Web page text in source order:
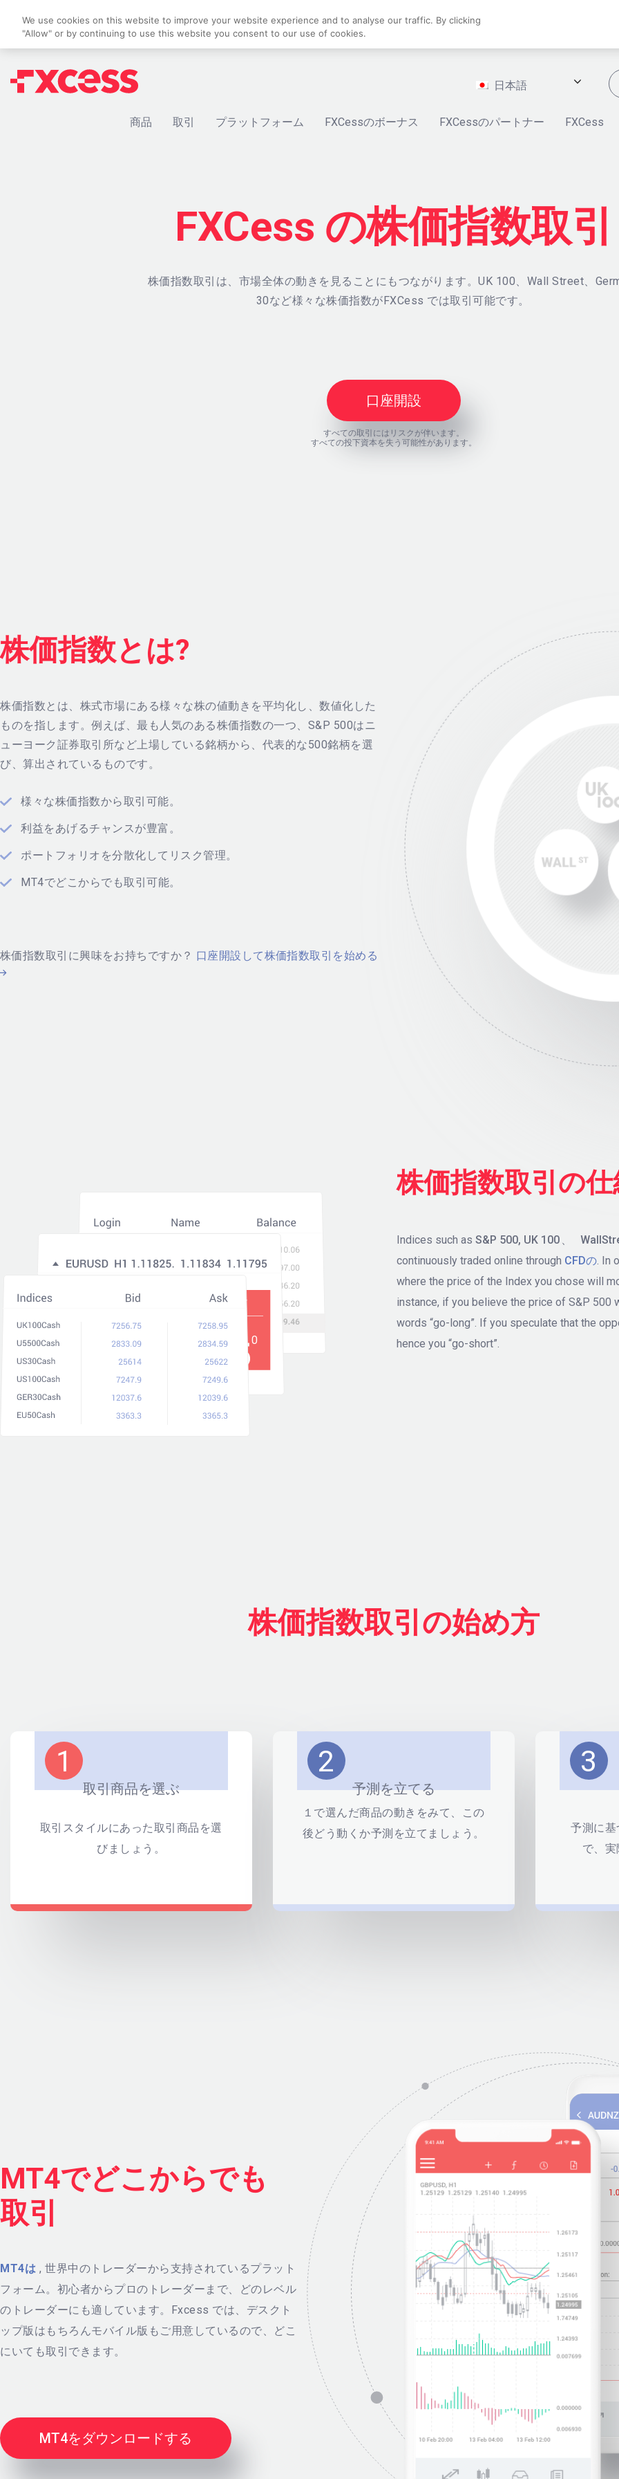
日本語
商品 取引 プラットフォーム FXCessのボーナス FXCessのパートナー FXCess
FXCess の株価指数取引
株価指数取引は、市場全体の動きを見ることにもつながります。UK 100、Wall Street、
30など様々な株価指数がFXCess では取引可能です。
口座開設
すべての取引にはリスクが伴います。
すべての投下資本を失う可能性があります。
株価指数とは?
株価指数とは、株式市場にある様々な株の値動きを平均化し、数値化した
ものを指します。例えば、最も人気のある株価指数の一つ、S&P 500はニ
ューヨーク証券取引所など上場している銘柄から、代表的な500銘柄を選
び、算出されているものです。
様々な株価指数から取引可能。
利益をあげるチャンスが豊富。
ポートフォリオを分散化してリスク管理。
MT4でどこからでも取引可能。
株価指数取引に興味をお持ちですか？ 口座開設して株価指数取引を始める
株価指数取引の
Indices such as S&P 500, UK 100 、
continuously traded online through CFDの. In
where the price of the Index you chose will
instance, if you believe the price of S&P 500
words “go-long”. If you speculate that the
hence you “go-short”.
株価指数取引の始め方
1
取引商品を選ぶ
取引スタイルにあった取引商品を選
びましょう。
2
予測を立てる
１で選んだ商品の動きをみて、この
後どう動くか予測を立てましょう。
3
予測に
で、
MT4でどこからでも
取引
MT4は , 世界中のトレーダーから支持されているプラット
フォーム。初心者からプロのトレーダーまで、どのレベル
のトレーダーにも適しています。Fxcess では、デスクト
ップ版はもちろんモバイル版もご用意しているので、どこ
にいても取引できます。
MT4をダウンロードする
We use cookies on this website to improve your website experience and to analyse our traffic. By clicking
"Allow" or by continuing to use this website you consent to our use of cookies.